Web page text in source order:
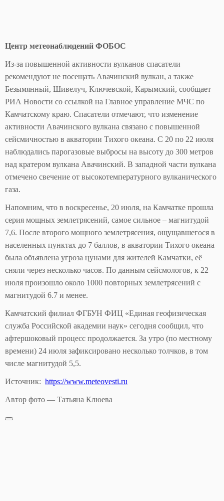
Центр метеонаблюдений ФОБОС
Из-за повышенной активности вулканов спасатели
рекомендуют не посещать Авачинский вулкан, а также
Безымянный, Шивелуч, Ключевской, Карымский, сообщает
РИА Новости со ссылкой на Главное управление МЧС по
Камчатскому краю. Спасатели отмечают, что изменение
активности Авачинского вулкана связано с повышенной
сейсмичностью в акватории Тихого океана. С 20 по 22 июля
наблюдались парогазовые выбросы на высоту до 300 метров
над кратером вулкана Авачинский. В западной части вулкана
отмечено свечение от высокотемпературного вулканического
газа.
Напомним, что в воскресенье, 20 июля, на Камчатке прошла
серия мощных землетрясений, самое сильное – магнитудой
7,6. После второго мощного землетрясения, ощущавшегося в
населенных пунктах до 7 баллов, в акватории Тихого океана
была объявлена угроза цунами для жителей Камчатки, её
сняли через несколько часов. По данным сейсмологов, к 22
июля произошло около 1000 повторных землетрясений с
магнитудой 6.7 и менее.
Камчатский филиал ФГБУН ФИЦ «Единая геофизическая
служба Российской академии наук» сегодня сообщил, что
афтершоковый процесс продолжается. За утро (по местному
времени) 24 июля зафиксировано несколько толчков, в том
числе магнитудой 5,5.
Источник: https://www.meteovesti.ru
Автор фото — Татьяна Клюева